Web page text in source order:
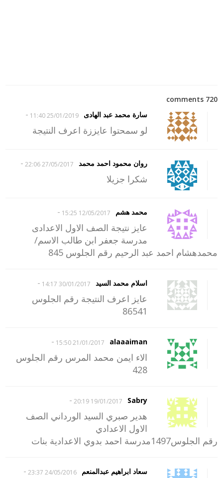
720 comments
سارة محمد عبد الهادى
25/01/2019 11:40
-
لو سمحتوا عايززة اعرف النتيجة
روان محمود احمد محمد 27/05/2017 22:06
-
شكرا جزيلا
محمد هشم 12/05/2017 15:25
-
عايز نتيجة الصف الاول الاعدادى
مدرسة جعفر ابن طالب الاسم/
محمدهشام احمد عبد الرحيم رقم الجلوس 845
اسلام محمد السيد 30/01/2017 14:17
-
عايز اعرف النتيجة رقم الجلوس
86541
alaaaiman
21/01/2017 15:50
-
الاء ايمن محمد المرس رقم الجلوس
428
Sabry
19/01/2017 20:19
-
هدير صبري السيد الورداني الصف
الاول الاعدادي
رقم الجلوس1497مدرسة احمد بدوي الاعدادية بنات
سعاد ابراهيم عبدالمنعم 24/05/2016 23:37
-